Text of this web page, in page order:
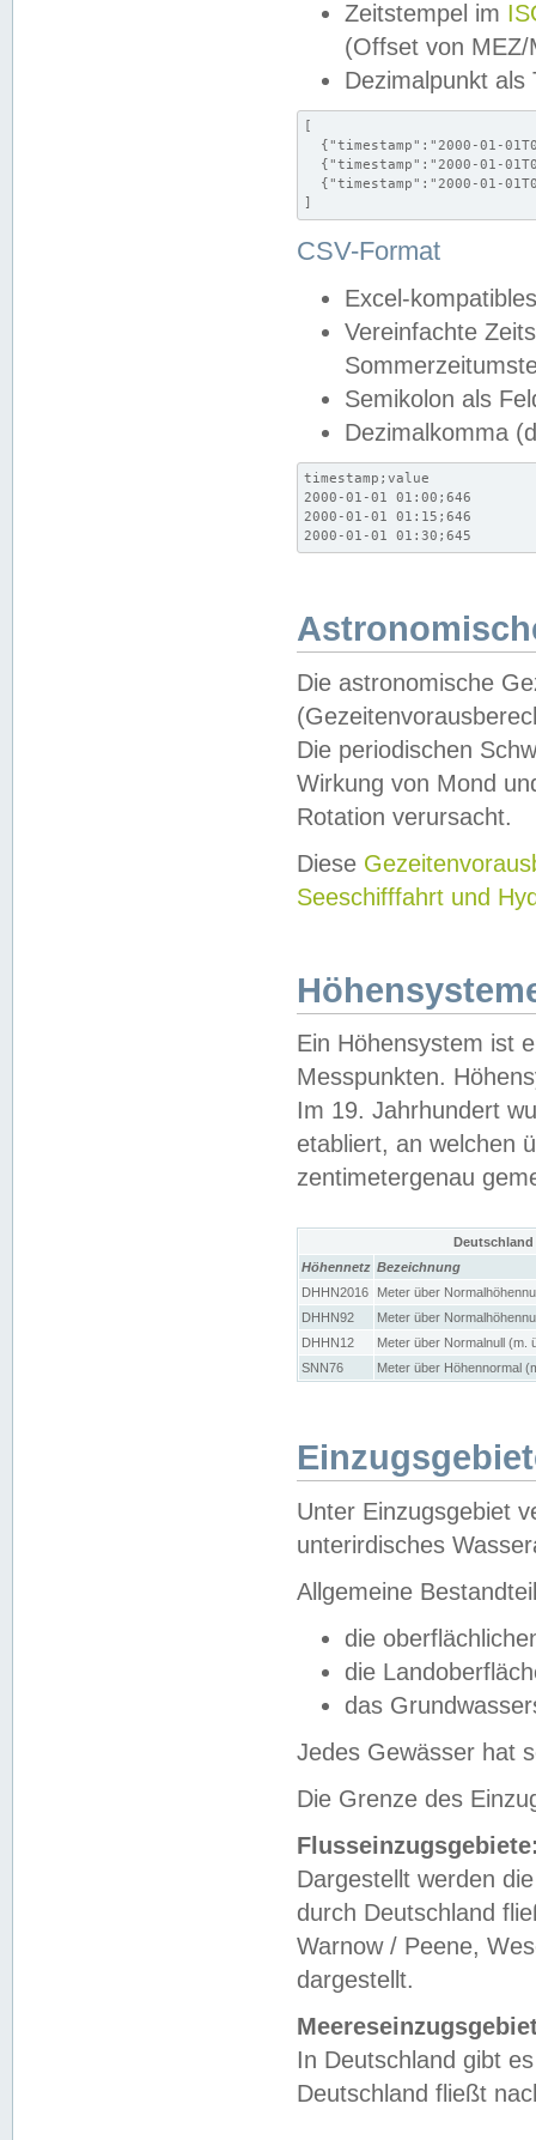
Zeitstempel im
(Offset von MEZ/
Dezimalpunkt als
[
{"timestamp":"2000-01-
{"timestamp":"2000-01-
{"timestamp":"2000-01-
]
CSV-Format
Excel-
Vereinfachte
Semikolon als
Dezimalkomma
timestamp;value
2000-01-01 01:00;646
2000-01-01 01:15;646
2000-01-01 01:30;645
Die astronomische
Die periodischen
Wirkung von Mond
Rotation verursacht.
Diese
Seeschifffahrt und
Ein Höhensystem ist
Messpunkten.
Im 19. Jahrhundert
etabliert, an welchen
zentimetergenau
Höhennetz Bezeichnung
DHHN2016
Meter über
DHHN92
Meter über
DHHN12
Meter über Normalnull (m.
SNN76
Meter über Höhennormal
Unter Einzugsgebiet
unterirdisches
Allgemeine
die
die
das
Jedes Gewässer hat
Die Grenze des
Dargestellt werden
durch Deutschland
Warnow / Peene,
dargestellt.
In Deutschland gibt
Deutschland fließt